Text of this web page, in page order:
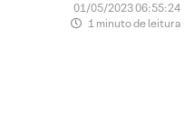
01/05/2023 06:55:24
1 minuto de leitura